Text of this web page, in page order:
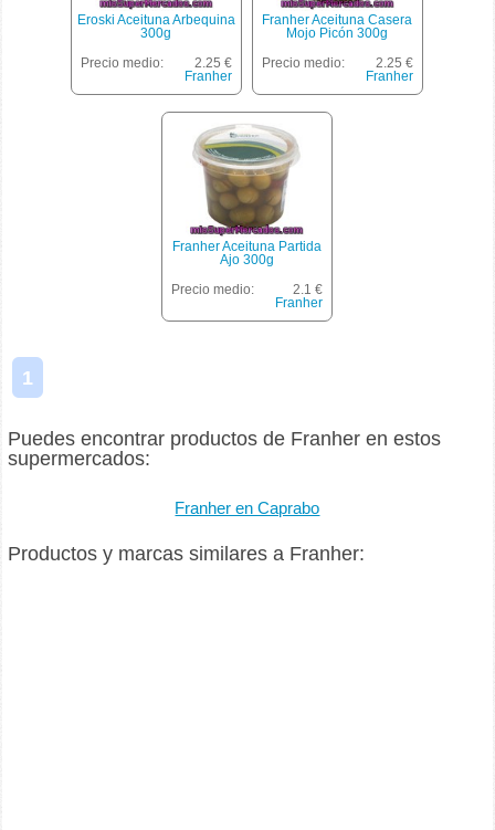
Eroski Aceituna Arbequina
300g
Precio medio:
2.25 €
Franher
Franher Aceituna Casera
Mojo Picón 300g
Precio medio:
2.25 €
Franher
Franher Aceituna Partida
Ajo 300g
Precio medio:
2.1 €
Franher
1
Puedes encontrar productos de Franher en estos
supermercados:
Franher en Caprabo
Productos y marcas similares a Franher: